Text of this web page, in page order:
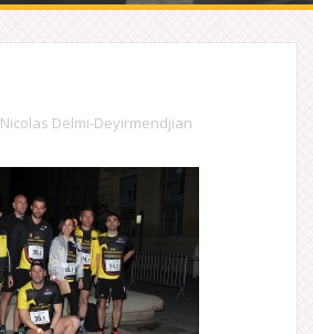
Nicolas Delmi-Deyirmendjian